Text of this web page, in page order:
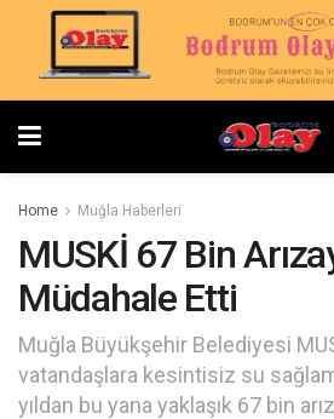
Home Muğla Haberleri
MUSKİ 67 Bin
Müdahale Etti
Muğla Büyükşehir Belediyesi
vatandaşlara kesintisiz su
yıldan bu yana yaklaşık 67 bin